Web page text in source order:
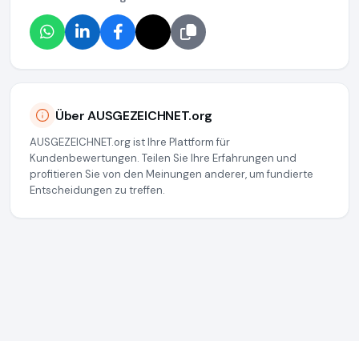
Über AUSGEZEICHNET.org
AUSGEZEICHNET.org ist Ihre Plattform für
Kundenbewertungen. Teilen Sie Ihre Erfahrungen und
profitieren Sie von den Meinungen anderer, um fundierte
Entscheidungen zu treffen.